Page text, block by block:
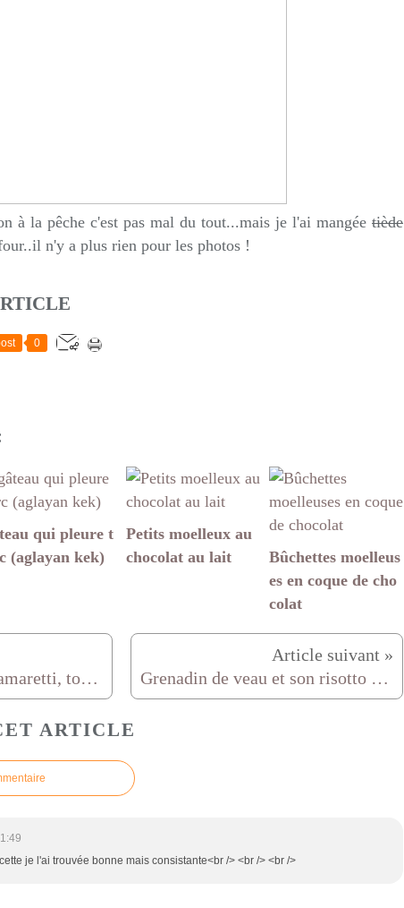
à la pêche c'est pas mal du tout...mais je l'ai mangée tiède
n'y a plus rien pour les photos !
0
qui pleure t
(aglayan kek)
Petits moelleux au
chocolat au lait
Bûchettes moelleus
es en coque de cho
colat
faux amaretti, vrais amaretti, tout pour les nul(le)s en macarons Grenadin de veau et son risotto au gorgonzola, tuile au parmesan
ARTICLE
je l'ai trouvée bonne mais consistante<br /> <br /> <br />